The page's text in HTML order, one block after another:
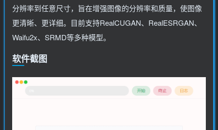
分辨率到任意尺寸，旨在增强图像的分辨率和质量，使图像
更清晰、更详细。目前支持RealCUGAN、RealESRGAN、
Waifu2x、SRMD等多种模型。
软件截图